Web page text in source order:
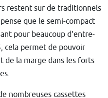
restent sur de traditionnels
que le semi-compact
pour beaucoup d'entre-
cela permet de pouvoir
la marge dans les forts
nombreuses cassettes